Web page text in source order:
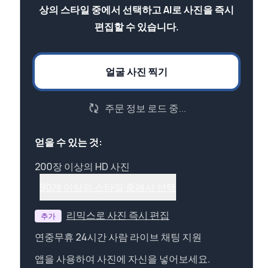
상의 스타일 중에서 선택하고 AI로 사진을 즉시
편집할 수 있습니다.
얼굴 사진 찍기
주문 정보 로드 중...
얻을 수 있는 것:
200장 이상의 HD 사진
추가
리믹스로 사진 즉시 편집
연중무휴 24시간 사람 라이브 채팅 지원
앱을 사용하여 사진에 자신을 넣어보세요.